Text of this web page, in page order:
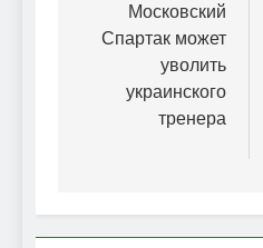
записів
Московский
Спартак может
уволить
украинского
тренера